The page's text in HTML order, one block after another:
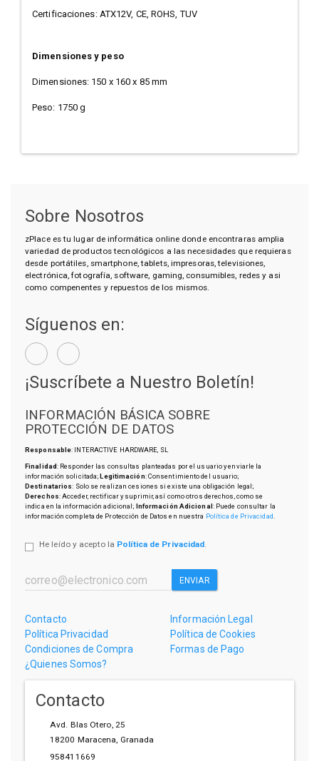
Certificaciones: ATX12V, CE, ROHS, TUV
Dimensiones y peso
Dimensiones: 150 x 160 x 85 mm
Peso: 1750 g
Sobre Nosotros
zPlace es tu lugar de informática online donde encontraras amplia
variedad de productos tecnológicos a las necesidades que requieras
desde portátiles, smartphone, tablets, impresoras, televisiones,
electrónica, fotografía, software, gaming, consumibles, redes y asi
como compenentes y repuestos de los mismos.
Síguenos en:
¡Suscríbete a Nuestro Boletín!
INFORMACIÓN BÁSICA SOBRE
PROTECCIÓN DE DATOS
Responsable: INTERACTIVE HARDWARE, SL
Finalidad: Responder las consultas planteadas por el usuario y enviarle la
información solicitada;Legitimación: Consentimiento del usuario;
Destinatarios: Solo se realizan cesiones si existe una obligación legal;
Derechos: Acceder, rectificar y suprimir, así como otros derechos, como se
indica en la información adicional; Información Adicional: Puede consultar la
información completa de Protección de Datos en nuestra Política de Privacidad
He leído y acepto la Política de Privacidad.
ENVIAR
Contacto
Información Legal
Política Privacidad
Política de Cookies
Condiciones de Compra
Formas de Pago
¿Quienes Somos?
Contacto
Avd. Blas Otero, 25
18200 Maracena, Granada
958411669